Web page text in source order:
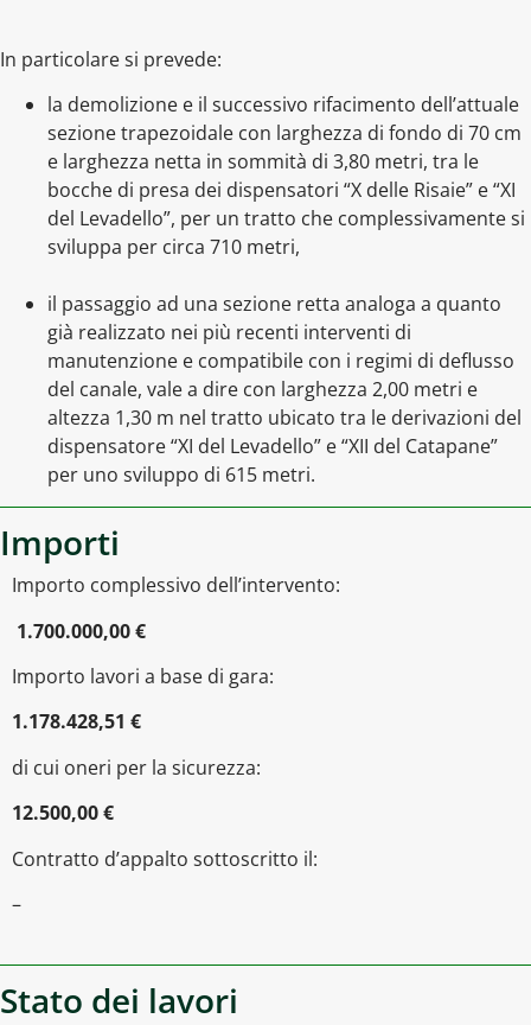
In particolare si prevede:
la demolizione e il successivo rifacimento dell’attuale
sezione trapezoidale con larghezza di fondo di 70 cm
e larghezza netta in sommità di 3,80 metri, tra le
bocche di presa dei dispensatori “X delle Risaie” e “XI
del Levadello”, per un tratto che complessivamente si
sviluppa per circa 710 metri,
il passaggio ad una sezione retta analoga a quanto
già realizzato nei più recenti interventi di
manutenzione e compatibile con i regimi di deflusso
del canale, vale a dire con larghezza 2,00 metri e
altezza 1,30 m nel tratto ubicato tra le derivazioni del
dispensatore “XI del Levadello” e “XII del Catapane”
per uno sviluppo di 615 metri.
Importi
Importo complessivo dell’intervento:
1.700.000,00 €
Importo lavori a base di gara:
1.178.428,51 €
di cui oneri per la sicurezza:
12.500,00 €
Contratto d’appalto sottoscritto il:
–
Stato dei lavori